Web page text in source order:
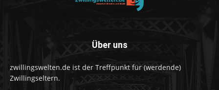
Über uns
zwillingswelten.de ist der Treffpunkt für (werdende)
Zwillingseltern.